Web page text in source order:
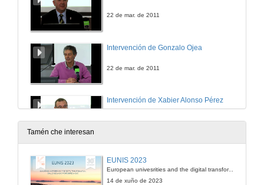
22 de mar. de 2011
Intervención de Gonzalo Ojea
22 de mar. de 2011
Intervención de Xabier Alonso Pérez
22 de mar. de 2011
22 de mar. de 2011
Tamén che interesan
EUNIS 2023
European univesrities and the digital transformation: challenges and opportunities ahead
14 de xuño de 2023